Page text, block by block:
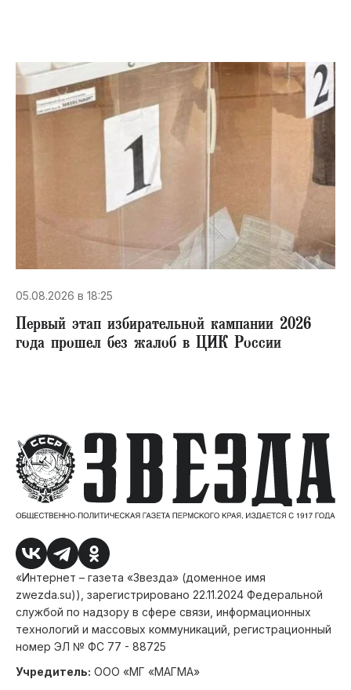
05.08.2026 в 18:25
Первый этап избирательной кампании 2026
года прошел без жалоб в ЦИК России
«Интернет – газета «Звезда» (доменное имя
zwezda.su)), зарегистрировано 22.11.2024 Федеральной
службой по надзору в сфере связи, информационных
технологий и массовых коммуникаций, регистрационный
номер ЭЛ № ФС 77 - 88725
Учредитель: ООО «МГ «МАГМА»